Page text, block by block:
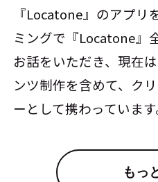
『Locatone』のアプリ
ミングで『Locatone』
お話をいただき、現在
ンツ制作を含めて、ク
ーとして携わっています
もっ